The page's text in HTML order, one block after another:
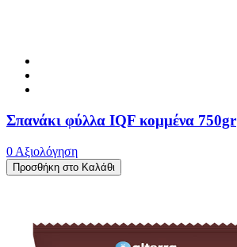
Σπανάκι φύλλα IQF κομμένα 750gr
0 Αξιολόγηση
Προσθήκη στο Καλάθι